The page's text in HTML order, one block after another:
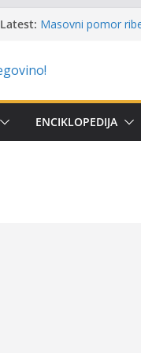
Latest: Održan 15.
osvojili prelazni
prikazuje stanje na
Obavještenje
osobe sa
ENCIKLOPEDIJA